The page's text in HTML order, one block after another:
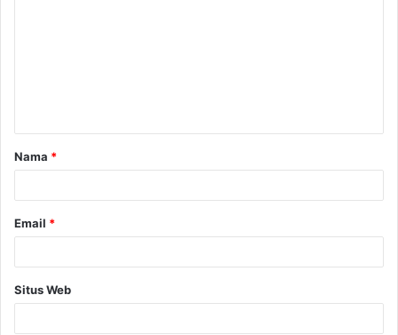
a
r
Nama *
Email *
Situs Web